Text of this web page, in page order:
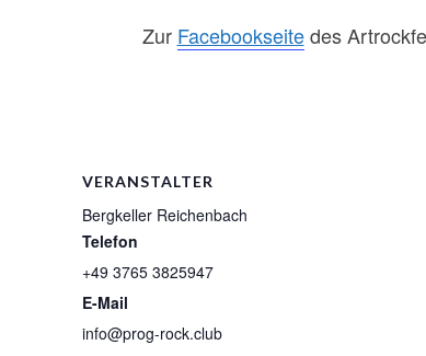
​Zur Facebookseitedes
VERANSTALTER
Bergkeller Reichenbach
Telefon
+49 3765 3825947
E-Mail
info@prog-rock.club